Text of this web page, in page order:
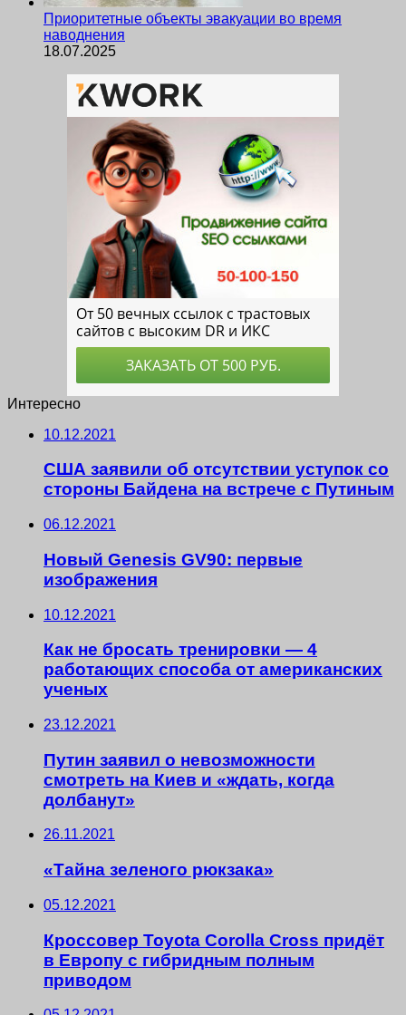
Приоритетные объекты эвакуации во время
наводнения
18.07.2025
Интересно
10.12.2021
США заявили об отсутствии уступок со
стороны Байдена на встрече с Путиным
06.12.2021
Новый Genesis GV90: первые
изображения
10.12.2021
Как не бросать тренировки — 4
работающих способа от американских
ученых
23.12.2021
Путин заявил о невозможности
смотреть на Киев и «ждать, когда
долбанут»
26.11.2021
«Тайна зеленого рюкзака»
05.12.2021
Кроссовер Toyota Corolla Cross придёт
в Европу с гибридным полным
приводом